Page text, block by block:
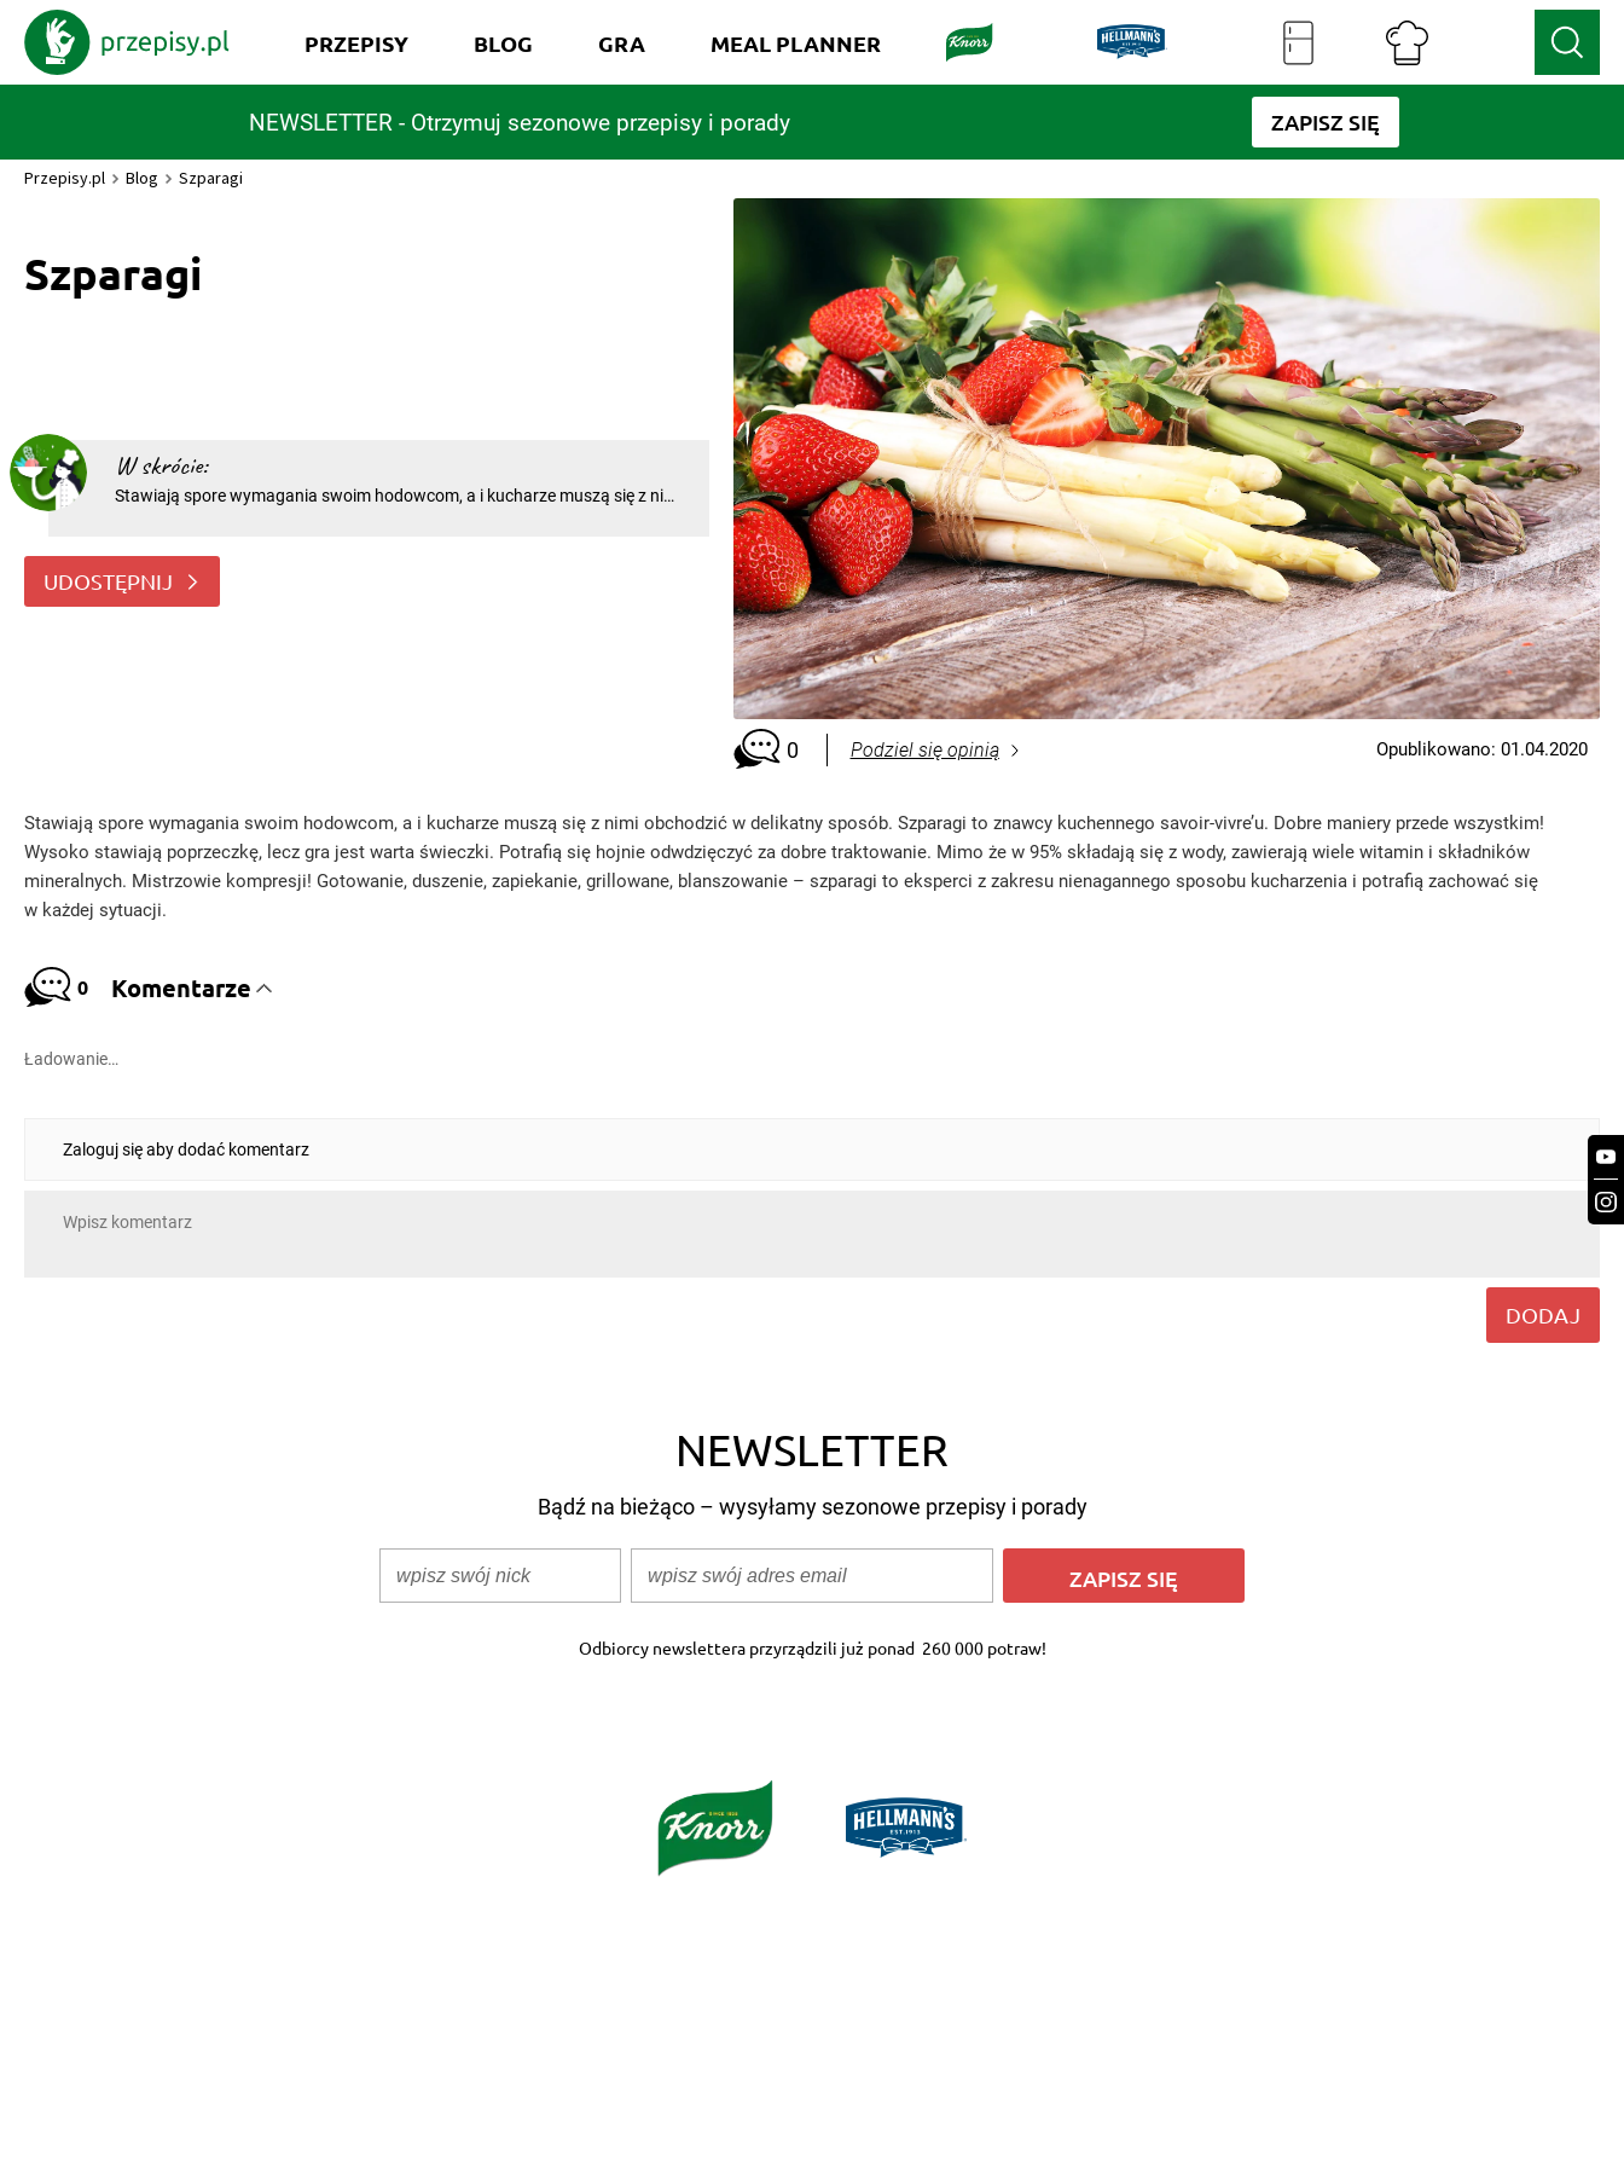
NEWSLETTER - Otrzymuj sezonowe przepisy i porady ZAPISZ SIĘ
PRZEPISY BLOG GRA MEAL PLANNER
Przepisy.pl Blog Szparagi
Szparagi
W skrócie:
Stawiają spore wymagania swoim hodowcom, a i kucharze muszą się z nimi
gra jest warta świeczki
UDOSTĘPNIJ
0 Podziel się opinią Opublikowano: 01.04.2020
Stawiają spore wymagania swoim hodowcom, a i kucharze muszą się z nimi obchodzić w delikatny sposób. Szparagi to znawcy kuchennego savoir-vivre’u. Dobre maniery przede wszystkim!
Wysoko stawiają poprzeczkę, lecz gra jest warta świeczki. Potrafią się hojnie odwdzięczyć za dobre traktowanie. Mimo że w 95% składają się z wody, zawierają wiele witamin i składników
mineralnych. Mistrzowie kompresji! Gotowanie, duszenie, zapiekanie, grillowane, blanszowanie – szparagi to eksperci z zakresu nienagannego sposobu kucharzenia i potrafią zachować się
w każdej sytuacji.
0 Komentarze
Ładowanie…
Zaloguj się aby dodać komentarz
DODAJ
NEWSLETTER
Bądź na bieżąco – wysyłamy sezonowe przepisy i porady
ZAPISZ SIĘ
Odbiorcy newslettera przyrządzili już ponad 260 000 potraw!